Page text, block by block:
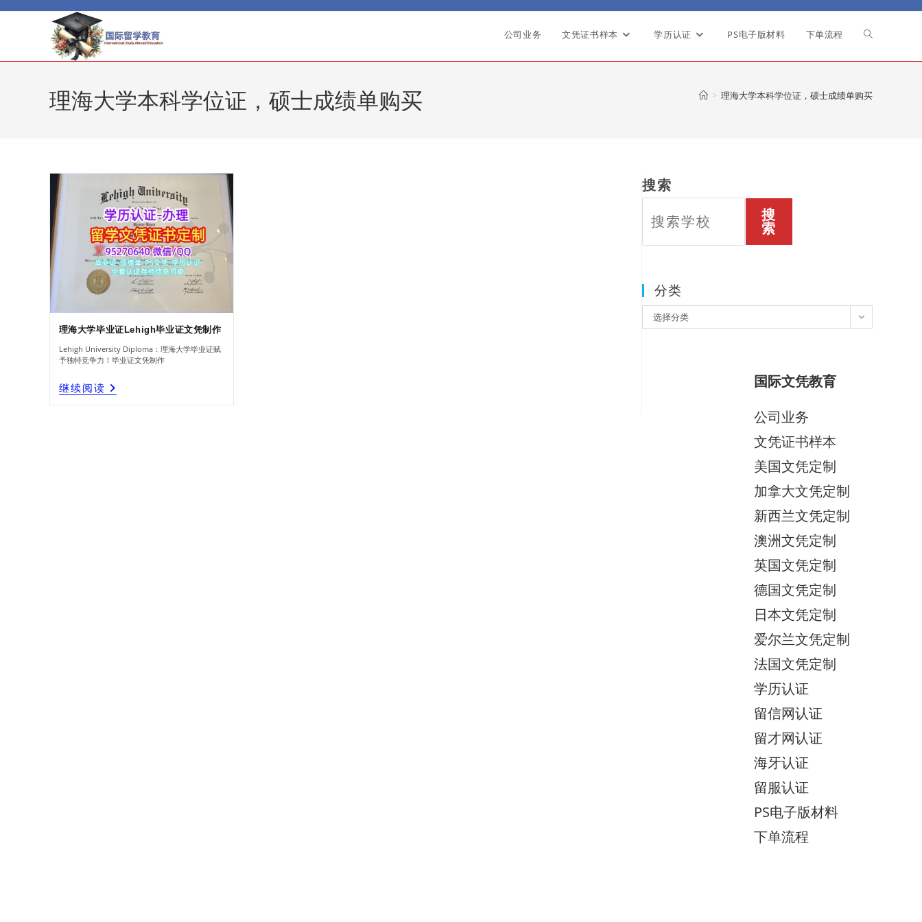
Skip
公司业务 文凭证书样本 学历认证 PS电子版材料 下单流程 Toggle
理海大学本科学位证，硕士成绩单购买 > 理海大学本科学位证，硕士成绩单购买
理海大学毕业证Lehigh毕业证文凭制作
Lehigh University Diploma：理海大学毕业证赋
予独特竞争力！毕业证文凭制作
继续阅读 理
海
大
搜索
搜
索
分类
类
选择分类
国际文凭教育
公司业务
文凭证书样本
美国文凭定制
加拿大文凭定制
新西兰文凭定制
澳洲文凭定制
英国文凭定制
德国文凭定制
日本文凭定制
爱尔兰文凭定制
法国文凭定制
学历认证
留信网认证
留才网认证
海牙认证
留服认证
PS电子版材料
下单流程